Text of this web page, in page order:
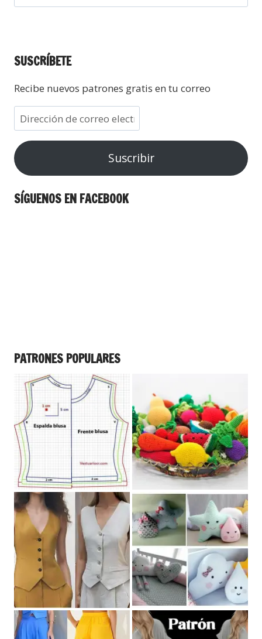
SUSCRÍBETE
Recibe nuevos patrones gratis en tu correo
Suscribir
SÍGUENOS EN FACEBOOK
PATRONES POPULARES